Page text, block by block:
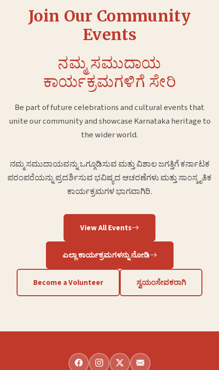
Join Our Community
Events
ನಮ್ಮ ಸಮುದಾಯ
ಕಾರ್ಯಕ್ರಮಗಳಿಗೆ ಸೇರಿ
Be part of future celebrations and cultural events that
unite our community and showcase Karnataka heritage to
the wider world.
ನಮ್ಮ ಸಮುದಾಯವನ್ನು ಒಗ್ಗೂಡಿಸುವ ಮತ್ತು ವಿಶಾಲ ಜಗತ್ತಿಗೆ ಕರ್ನಾಟಕ
ಪರಂಪರೆಯನ್ನು ಪ್ರದರ್ಶಿಸುವ ಭವಿಷ್ಯದ ಆಚರಣೆಗಳು ಮತ್ತು ಸಾಂಸ್ಕೃತಿಕ
ಕಾರ್ಯಕ್ರಮಗಳ ಭಾಗವಾಗಿರಿ.
View All Events
ಎಲ್ಲಾ ಕಾರ್ಯಕ್ರಮಗಳನ್ನು ನೋಡಿ
Become a Volunteer ಸ್ವಯಂಸೇವಕರಾಗಿ